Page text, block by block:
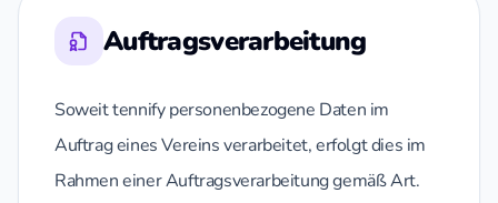
Auftragsverarbeitung
Soweit tennify personenbezogene Daten im
Auftrag eines Vereins verarbeitet, erfolgt dies im
Rahmen einer Auftragsverarbeitung gemäß Art.